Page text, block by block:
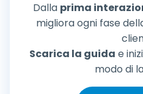
Dalla prima
migliora ogni fase
Scarica la guida e
modo di